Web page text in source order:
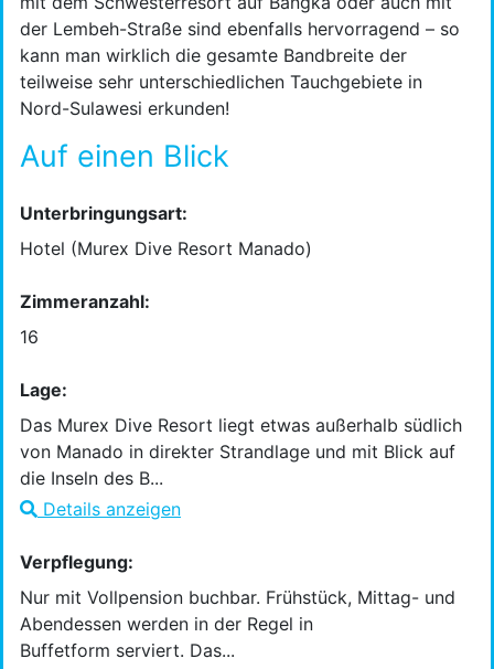
der Lembeh-Straße sind ebenfalls hervorragend – so
kann man wirklich die gesamte Bandbreite der
teilweise sehr unterschiedlichen Tauchgebiete in
Nord-Sulawesi erkunden!
Auf einen Blick
Unterbringungsart:
Hotel (Murex Dive Resort Manado)
Zimmeranzahl:
16
Lage:
Das Murex Dive Resort liegt etwas außerhalb südlich
von Manado in direkter Strandlage und mit Blick auf
die Inseln des B...
Details anzeigen
Verpflegung:
Nur mit Vollpension buchbar. Frühstück, Mittag- und
Abendessen werden in der Regel in
Buffetform serviert. Das...